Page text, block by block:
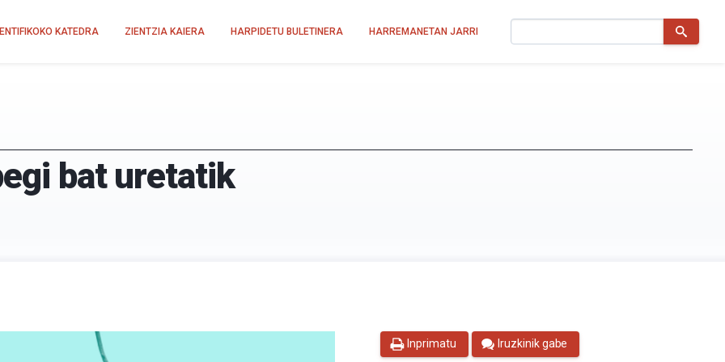
KATEDRA ZIENTZIA KAIERA HARPIDETU BULETINERA HARREMANETAN JARRI
bat uretatik
Inprimatu Iruzkinik gabe